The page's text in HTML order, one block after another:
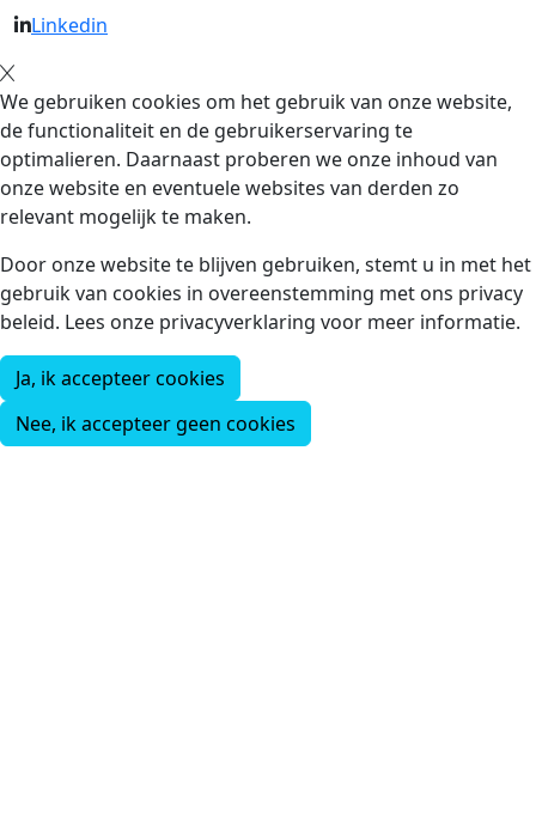
Linkedin
We gebruiken cookies om het gebruik van onze website,
de functionaliteit en de gebruikerservaring te
optimalieren. Daarnaast proberen we onze inhoud van
onze website en eventuele websites van derden zo
relevant mogelijk te maken.
Door onze website te blijven gebruiken, stemt u in met het
gebruik van cookies in overeenstemming met ons privacy
beleid. Lees onze privacyverklaring voor meer informatie.
Ja, ik accepteer cookies
Nee, ik accepteer geen cookies